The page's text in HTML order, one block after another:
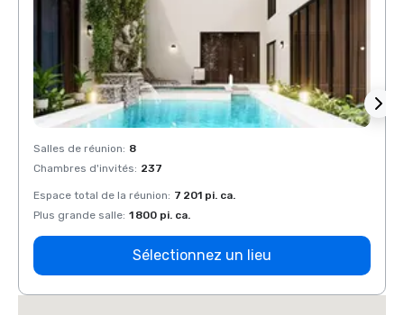
Salles de réunion: 8
Chambres d'invités: 237
Espace total de la réunion: 7 201 pi. ca.
Plus grande salle: 1 800 pi. ca.
Sélectionnez un lieu